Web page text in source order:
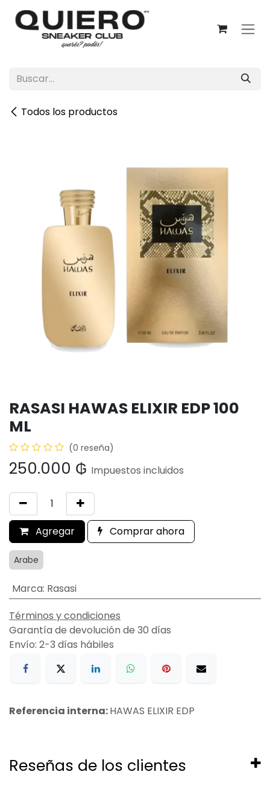
Ir al contenido
Todos los productos
RASASI HAWAS ELIXIR EDP 100
ML
(0 reseña)
250.000 ₲ Impuestos incluidos
Agregar Comprar ahora
Arabe
Marca: Rasasi
Términos y condiciones
Garantía de devolución de 30 días
Envío: 2-3 días hábiles
Referencia interna:HAWAS ELIXIR EDP
Reseñas de los clientes